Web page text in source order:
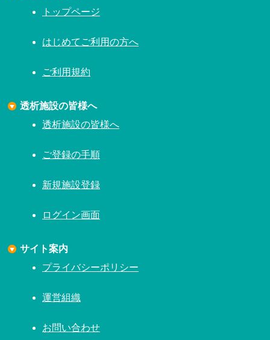
トップページ
はじめてご利用の方へ
ご利用規約
透析施設の皆様へ
透析施設の皆様へ
ご登録の手順
新規施設登録
ログイン画面
サイト案内
プライバシーポリシー
運営組織
お問い合わせ